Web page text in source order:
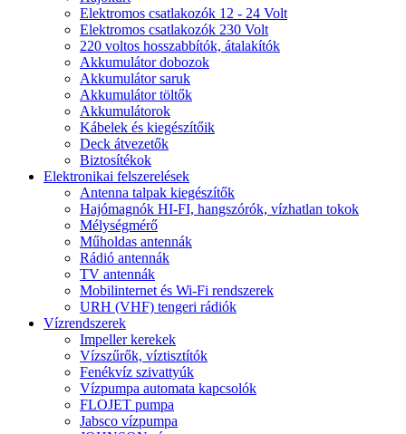
Elektromos csatlakozók 12 - 24 Volt
Elektromos csatlakozók 230 Volt
220 voltos hosszabbítók, átalakítók
Akkumulátor dobozok
Akkumulátor saruk
Akkumulátor töltők
Akkumulátorok
Kábelek és kiegészítőik
Deck átvezetők
Biztosítékok
Elektronikai felszerelések
Antenna talpak kiegészítők
Hajómagnók HI-FI, hangszórók, vízhatlan tokok
Mélységmérő
Műholdas antennák
Rádió antennák
TV antennák
Mobilinternet és Wi-Fi rendszerek
URH (VHF) tengeri rádiók
Vízrendszerek
Impeller kerekek
Vízszűrők, víztisztítók
Fenékvíz szivattyúk
Vízpumpa automata kapcsolók
FLOJET pumpa
Jabsco vízpumpa